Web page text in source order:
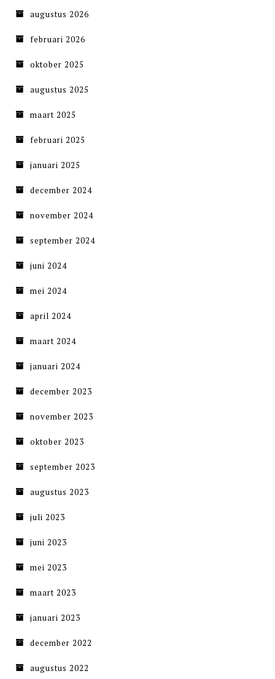
augustus 2026
februari 2026
oktober 2025
augustus 2025
maart 2025
februari 2025
januari 2025
december 2024
november 2024
september 2024
juni 2024
mei 2024
april 2024
maart 2024
januari 2024
december 2023
november 2023
oktober 2023
september 2023
augustus 2023
juli 2023
juni 2023
mei 2023
maart 2023
januari 2023
december 2022
augustus 2022